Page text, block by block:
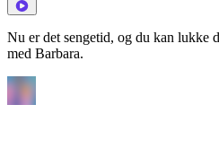
Nu er det sengetid, og du kan lukke
med Barbara.